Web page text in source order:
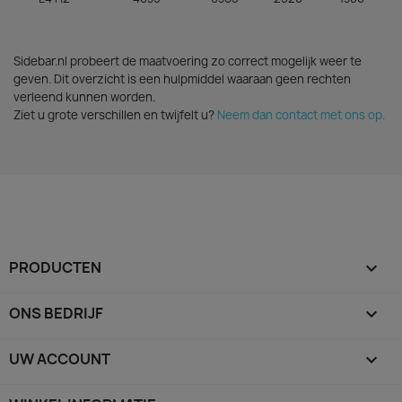
Sidebar.nl probeert de maatvoering zo correct mogelijk weer te
geven. Dit overzicht is een hulpmiddel waaraan geen rechten
verleend kunnen worden.
Ziet u grote verschillen en twijfelt u? Neem dan contact met ons op.
PRODUCTEN 
ONS BEDRIJF 
UW ACCOUNT 